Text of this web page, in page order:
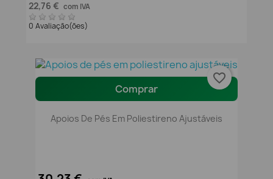
22,76 € com IVA
0 Avaliação(ões)
Comprar
Apoios De Pés Em Poliestireno Ajustáveis
favorite_border